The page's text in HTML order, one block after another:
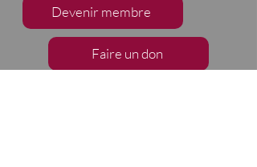
Devenir membre
Faire un don